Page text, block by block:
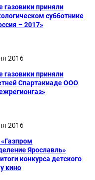
газовики приняли
субботнике
– 2017»
2016
газовики приняли
Спартакиаде ООО
2016
Ярославль»
конкурса детского
кино